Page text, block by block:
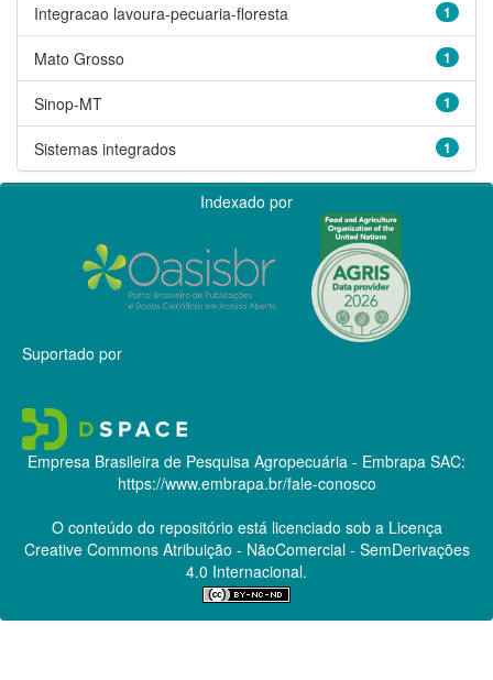
1
Integracao lavoura-pecuaria-floresta
1
Mato Grosso
1
Sinop-MT
1
Sistemas integrados
Indexado por
Suportado por
Empresa Brasileira de Pesquisa Agropecuária - Embrapa SAC:
https://www.embrapa.br/fale-conosco
O conteúdo do repositório está licenciado sob a Licença
Creative CommonsAtribuição - NãoComercial - SemDerivações
4.0 Internacional.